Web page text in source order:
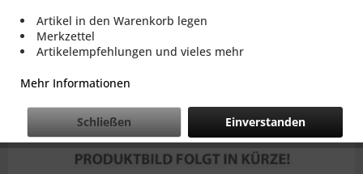
Artikel in den Warenkorb legen
Merkzettel
Artikelempfehlungen und vieles mehr
Mehr Informationen
Einverstanden
Schließen